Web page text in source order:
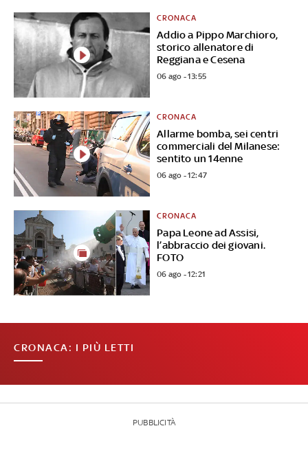
Addio a Pippo Marchioro,
storico allenatore di
Reggiana e Cesena
CRONACA
06 ago - 13:55
Allarme bomba, sei centri
commerciali del Milanese:
sentito un 14enne
CRONACA
06 ago - 12:47
Papa Leone ad Assisi,
l’abbraccio dei giovani.
FOTO
CRONACA
06 ago - 12:21
CRONACA: I PIÙ LETTI
PUBBLICITÀ